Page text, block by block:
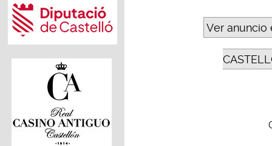
Ver anuncio